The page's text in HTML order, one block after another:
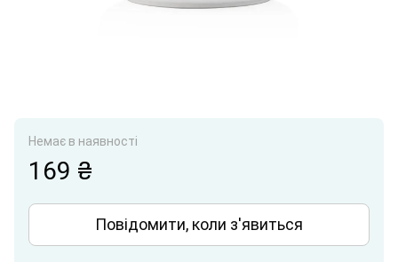
Немає в наявності
169 ₴
Повідомити, коли з'явиться